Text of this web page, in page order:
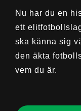
Nu har du en
ett
ska känna sig
den äkta
vem du är.